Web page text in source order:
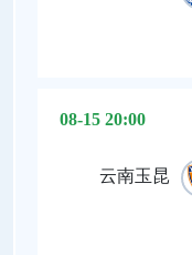
08-15 20:00
云南玉昆